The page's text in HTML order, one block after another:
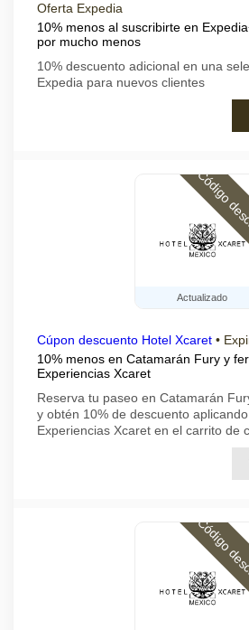
Oferta Expedia
10% menos al suscribirte en
por mucho menos
10% descuento adicional en una
Expedia para nuevos clientes
Actualizado
Código
Cúpon descuento Hotel Xcaret •
10% menos en Catamarán Fury y
Experiencias Xcaret
Reserva tu paseo en Catamarán
y obtén 10% de descuento
Experiencias Xcaret en el carrito de
Código